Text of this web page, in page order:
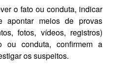
o fato ou conduta, indicar
meios de provas
fotos, vídeos, registros)
ou conduta, confirmem a
os suspeitos.